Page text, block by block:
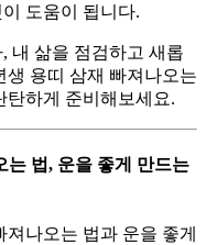
도움이 됩니다.
내 삶을 점검하고 새롭
생 용띠 삼재 빠져나오는
탄하게 준비해보세요.
는 법, 운을 좋게 만드는
나오는 법과 운을 좋게